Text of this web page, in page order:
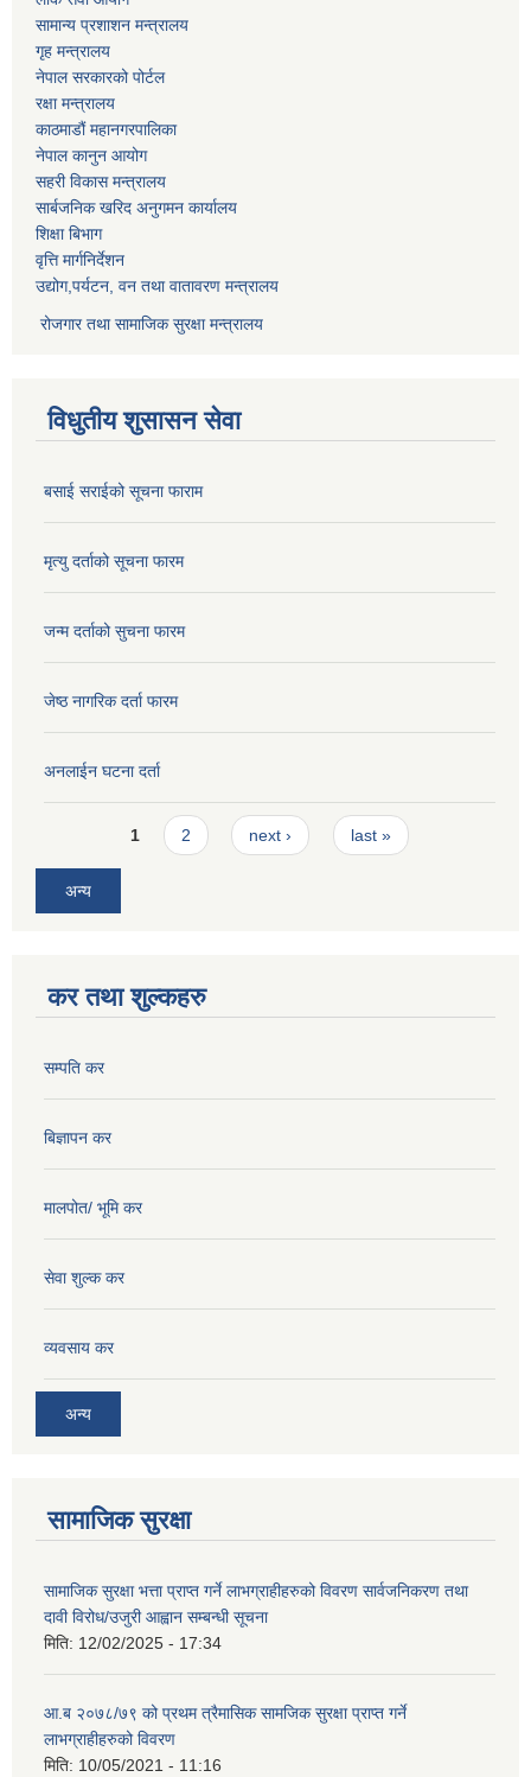
सामान्य प्रशाशन मन्त्रालय
गृह मन्त्रालय
नेपाल सरकारको पोर्टल
रक्षा मन्त्रालय
काठमाडौं महानगरपालिका
नेपाल कानुन आयोग
सहरी विकास मन्त्रालय
सार्बजनिक खरिद अनुगमन कार्यालय
शिक्षा बिभाग
वृत्ति मार्गनिर्देशन
उद्योग,पर्यटन, वन तथा वातावरण मन्त्रालय
रोजगार तथा सामाजिक सुरक्षा मन्त्रालय
विधुतीय शुसासन सेवा
बसाई सराईको सूचना फाराम
मृत्यु दर्ताको सूचना फारम
जन्म दर्ताको सुचना फारम
जेष्ठ नागरिक दर्ता फारम
अनलाईन घटना दर्ता
Pages1 2 next › last »
अन्य
कर तथा शुल्कहरु
सम्पति कर
बिज्ञापन कर
मालपोत/ भूमि कर
सेवा शुल्क कर
व्यवसाय कर
अन्य
सामाजिक सुरक्षा
सामाजिक सुरक्षा भत्ता प्राप्त गर्ने लाभग्राहीहरुको विवरण सार्वजनिकरण तथा
दावी विरोध/उजुरी आह्वान सम्बन्धी सूचना
मिति: 12/02/2025 - 17:34
आ.ब २०७८/७९ को प्रथम त्रैमासिक सामजिक सुरक्षा प्राप्त गर्ने
लाभग्राहीहरुको विवरण
मिति: 10/05/2021 - 11:16